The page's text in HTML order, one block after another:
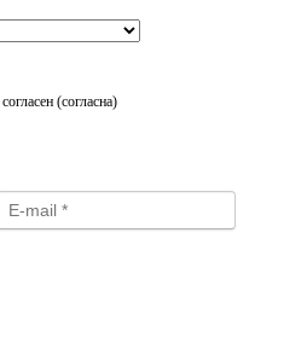
согласен (согласна)